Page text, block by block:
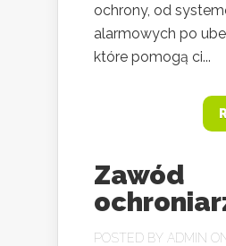
ochrony, od
alarmowych po
które pomogą ci...
Zawód
POSTED BY ADMIN